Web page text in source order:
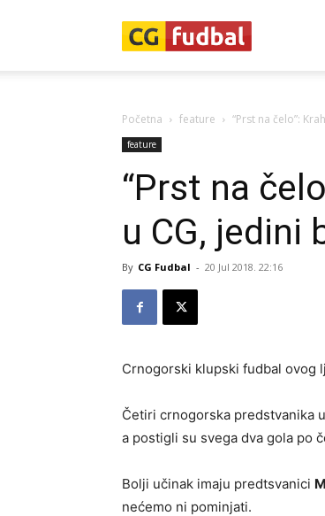
Početna feature “Prst na čelo”:
feature
“Prst na
u CG, jedini
By CG Fudbal - 20 Jul 2018. 22:16
Crnogorski klupski fudbal ovog
Četiri crnogorska predstvanika
a postigli su svega dva gola po
Bolji učinak imaju predtsvanici
nećemo ni pominjati.